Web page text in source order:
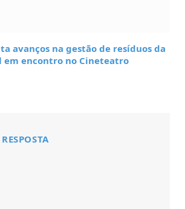
avanços na gestão de resíduos da
em encontro no Cineteatro